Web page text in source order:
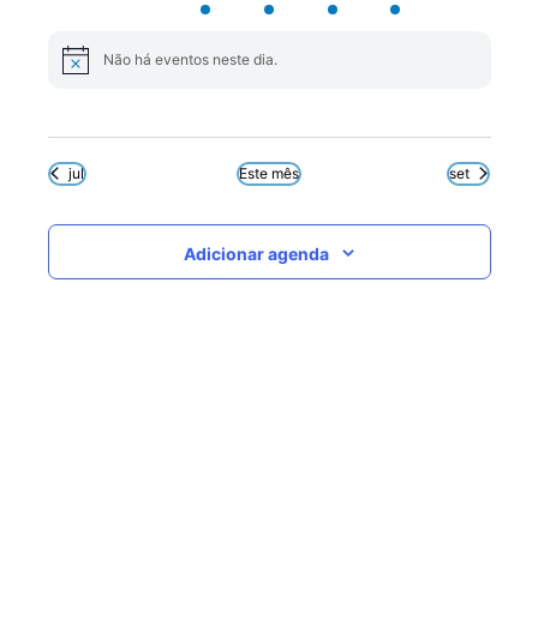
eventoseventoseventosevento
evento
NoticeNão há eventos neste dia.
jul Este mês set
Adicionar agenda